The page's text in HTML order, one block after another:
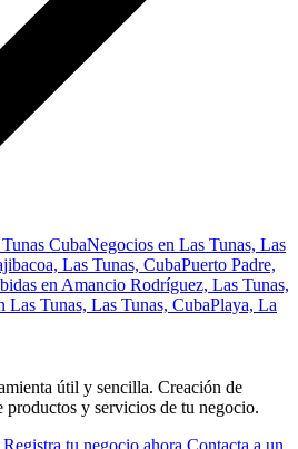
CubaNegocios en Las Tunas, Las
Las Tunas, CubaPuerto Padre,
en Amancio Rodríguez, Las Tunas,
Las Tunas, Las Tunas, CubaPlaya, La
útil y sencilla. Creación de
productos y servicios de tu negocio.
Registra tu negocio ahora Contacta a un